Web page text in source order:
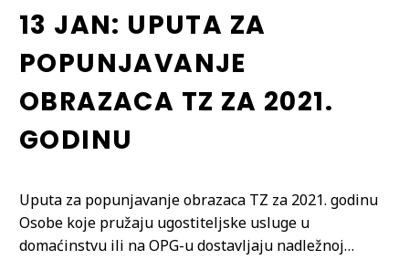
13 JAN: UPUTA ZA
POPUNJAVANJE
OBRAZACA TZ ZA 2021.
GODINU
Uputa za popunjavanje obrazaca TZ za 2021. godinu
Osobe koje pružaju ugostiteljske usluge u
domaćinstvu ili na OPG-u dostavljaju nadležnoj…